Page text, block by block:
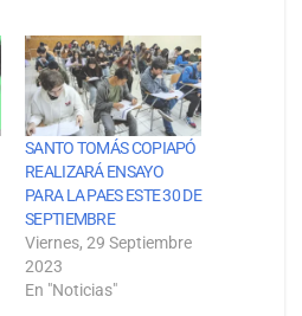
SANTO TOMÁS COPIAPÓ
REALIZARÁ ENSAYO
PARA LA PAES ESTE 30 DE
SEPTIEMBRE
Viernes, 29 Septiembre
2023
En "Noticias"